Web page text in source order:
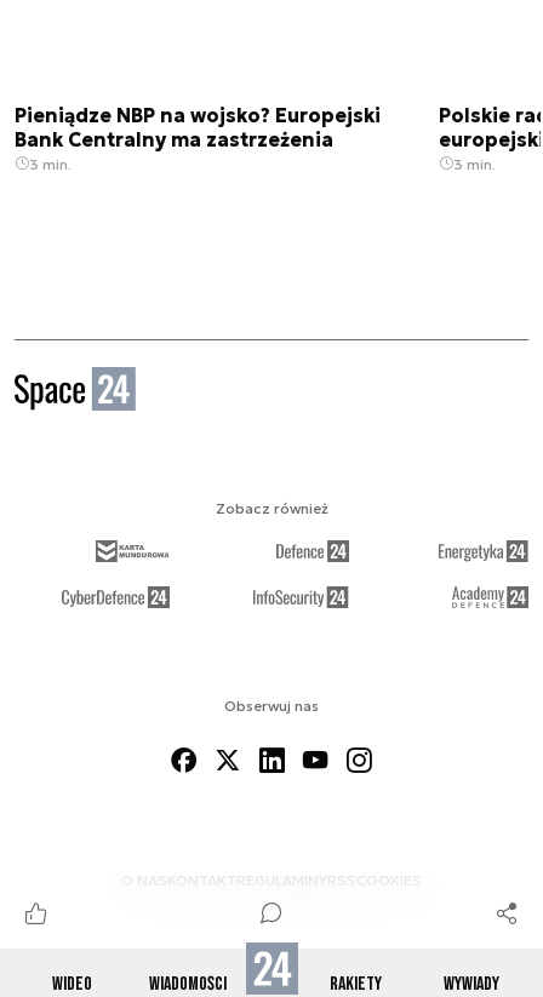
WIDEO WIADOMOŚCI RAKIETY WYWIADY
Pieniądze NBP na wojsko? Europejski
Bank Centralny ma zastrzeżenia
3 min.
Polskie
3 min.
Obserwuj nas
O NAS KONTAKTREGULAMINYRSS COOKIES
Zobacz również
© 2012-2026 SPACE24